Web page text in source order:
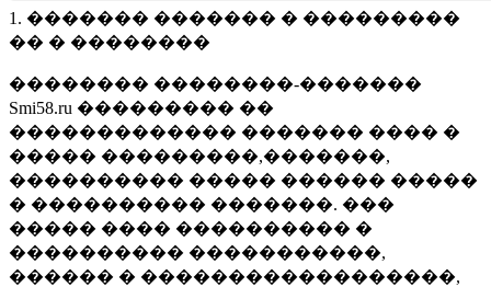
1. ������� ������� � ���������
�� � ��������
�������� ��������-�������
Smi58.ru ��������� ��
������������� ������� ���� �
����� ���������,�������,
���������� ����� ������ �����
� ���������� �������. ���
����� ���� ���������� �
���������� �����������,
������ � ������������������,